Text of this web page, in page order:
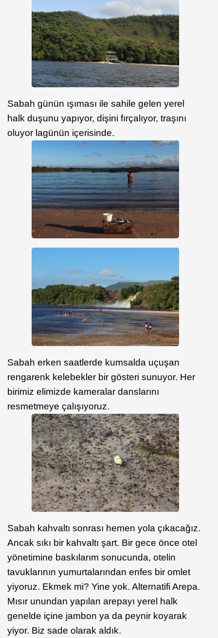
Sabah günün ışıması ile sahile gelen yerel
halk duşunu yapıyor, dişini fırçalıyor, traşını
oluyor lagünün içerisinde.
Sabah erken saatlerde kumsalda uçuşan
rengarenk kelebekler bir gösteri sunuyor. Her
birimiz elimizde kameralar danslarını
resmetmeye çalışıyoruz.
Sabah kahvaltı sonrası hemen yola çıkacağız.
Ancak sıkı bir kahvaltı şart. Bir gece önce otel
yönetimine baskılarım sonucunda, otelin
tavuklarının yumurtalarından enfes bir omlet
yiyoruz. Ekmek mi? Yine yok. Alternatifi Arepa.
Mısır unundan yapılan arepayı yerel halk
genelde içine jambon ya da peynir koyarak
yiyor. Biz sade olarak aldık.